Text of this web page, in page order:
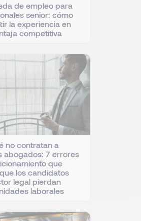
de empleo para
senior: cómo
la experiencia en
competitiva
no contratan a
abogados: 7 errores
que
los candidatos
legal pierdan
laborales